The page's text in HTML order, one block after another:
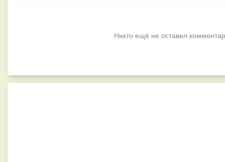
Никто ещё не оставил